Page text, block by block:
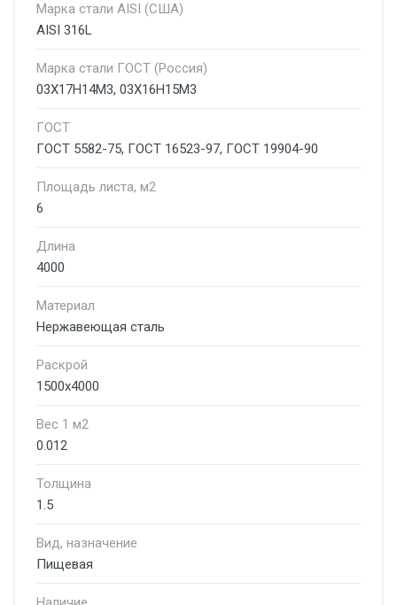
Марка стали AISI (США)
AISI 316L
Марка стали ГОСТ (Россия)
03Х17Н14М3, 03Х16Н15М3
ГОСТ
ГОСТ 5582-75, ГОСТ 16523-97, ГОСТ 19904-90
Площадь листа, м2
6
Длина
4000
Материал
Нержавеющая сталь
Раскрой
1500х4000
Вес 1 м2
0.012
Толщина
1.5
Вид, назначение
Пищевая